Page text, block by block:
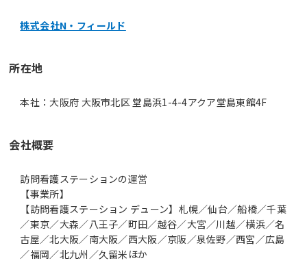
株式会社N・フィールド
所在地
本社：大阪府 大阪市北区 堂島浜1-4-4アクア堂島東館4F
会社概要
訪問看護ステーションの運営
【事業所】
【訪問看護ステーション デューン】札幌／仙台／船橋／千葉
／東京／大森／八王子／町田／越谷／大宮／川越／横浜／名
古屋／北大阪／南大阪／西大阪／京阪／泉佐野／西宮／広島
／福岡／北九州／久留米ほか